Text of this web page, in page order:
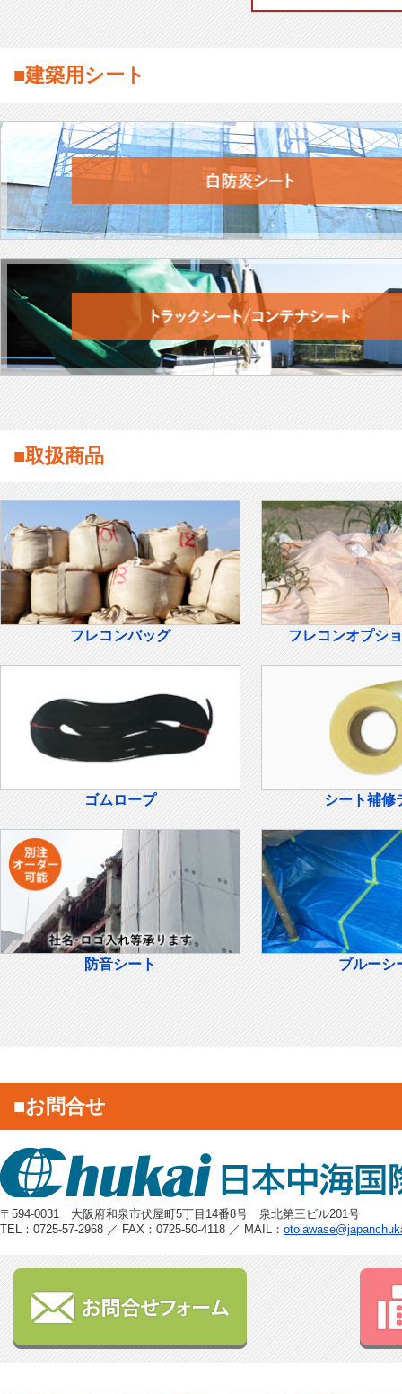
■建築用シート
■取扱商品
フレコンバッグ フレコンオプシ
ゴムロープ シート補修
防音シート ブルーシ
■お問合せ
〒594-0031 大阪府和泉市伏屋町5丁目14番8号 泉北第三ビル201号
TEL：0725-57-2968 ／ FAX：0725-50-4118 ／ MAIL：